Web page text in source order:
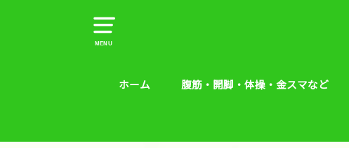
MENU
ホーム 腹筋・開脚・体操・金スマなど